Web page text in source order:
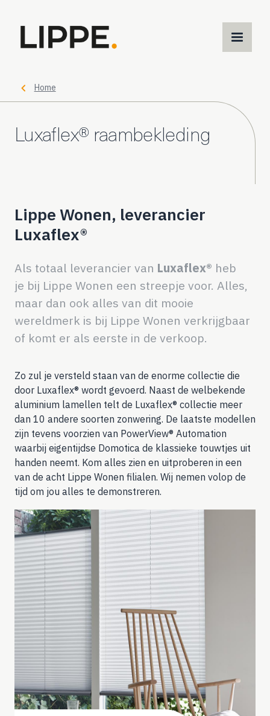
Home
Luxaflex® raambekleding
Lippe Wonen, leverancier
Luxaflex®
Als totaal leverancier van Luxaflex® heb
je bij Lippe Wonen een streepje voor. Alles,
maar dan ook alles van dit mooie
wereldmerk is bij Lippe Wonen verkrijgbaar
of komt er als eerste in de verkoop.
Zo zul je versteld staan van de enorme collectie die
door Luxaflex® wordt gevoerd. Naast de welbekende
aluminium lamellen telt de Luxaflex® collectie meer
dan 10 andere soorten zonwering. De laatste modellen
zijn tevens voorzien van PowerView® Automation
waarbij eigentijdse Domotica de klassieke touwtjes uit
handen neemt. Kom alles zien en uitproberen in een
van de acht Lippe Wonen filialen. Wij nemen volop de
tijd om jou alles te demonstreren.